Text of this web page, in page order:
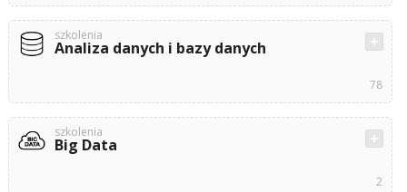
szkolenia
Analiza danych i bazy danych
78
szkolenia
Big Data
2